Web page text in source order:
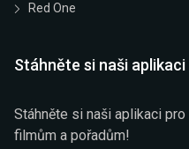
Red One
Stáhněte si naši aplikaci
Stáhněte si naši aplikaci
filmům a pořadům!